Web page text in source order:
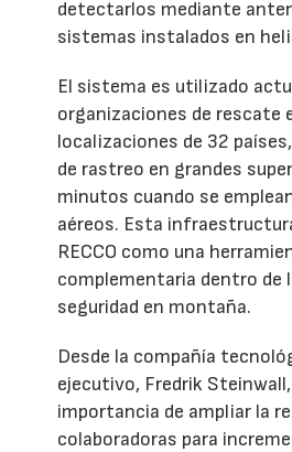
detectarlos mediante
sistemas instalados en
El sistema es utilizado
organizaciones de rescate
localizaciones de 32
de rastreo en grandes
minutos cuando se
aéreos. Esta
RECCO como una
complementaria dentro de
seguridad en montaña.
Desde la compañía
ejecutivo, Fredrik
importancia de ampliar la
colaboradoras para